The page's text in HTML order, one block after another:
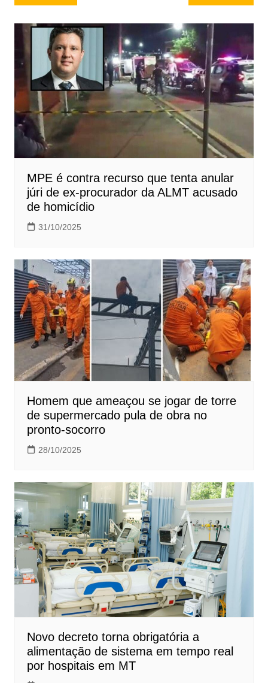
de
Post
MPE é contra recurso que tenta anular
júri de ex-procurador da ALMT acusado
de homicídio
31/10/2025
Homem que ameaçou se jogar de torre
de supermercado pula de obra no
pronto-socorro
28/10/2025
Novo decreto torna obrigatória a
alimentação de sistema em tempo real
por hospitais em MT